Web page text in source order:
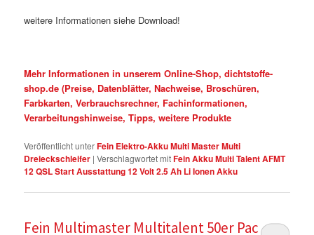
weitere Informationen siehe Download!
Mehr Informationen in unserem Online-Shop, dichtstoffe-
shop.de (Preise, Datenblätter, Nachweise, Broschüren,
Farbkarten, Verbrauchsrechner, Fachinformationen,
Verarbeitungshinweise, Tipps, weitere Produkte
Veröffentlicht unterFein Elektro-Akku Multi Master Multi
Dreieckschleifer |Verschlagwortet mitFein Akku Multi Talent AFMT
12 QSL Start Ausstattung 12 Volt 2.5 Ah Li Ionen Akku
Fein Multimaster Multitalent 50er Pack E-